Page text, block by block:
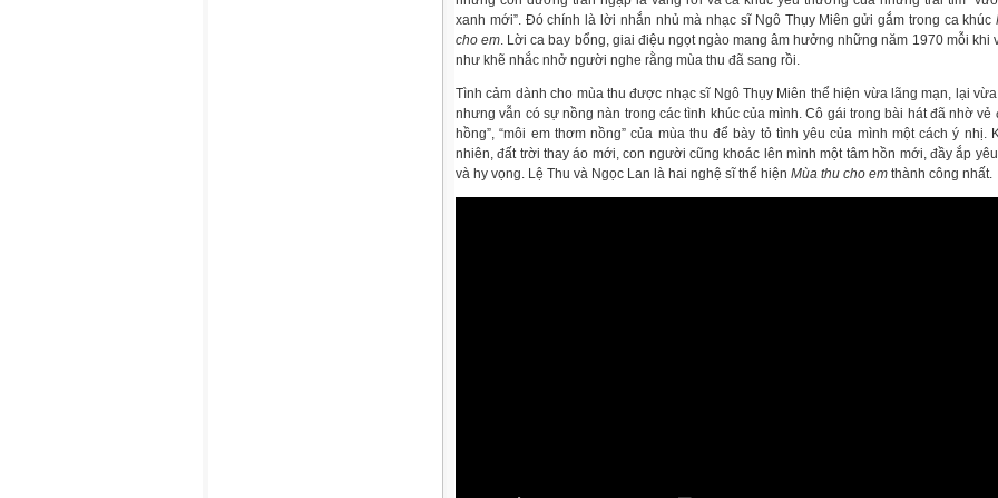
xanh mới”. Đó chính là lời nhắn nhủ mà nhạc sĩ Ngô Thụy Miên gửi gắm trong ca khúc
cho em. Lời ca bay bổng, giai điệu ngọt ngào mang âm hưởng những năm 1970 mỗi khi
như khẽ nhắc nhở người nghe rằng mùa thu đã sang rồi.
Tình cảm dành cho mùa thu được nhạc sĩ Ngô Thụy Miên thể hiện vừa lãng mạn, lại
nhưng vẫn có sự nồng nàn trong các tình khúc của mình. Cô gái trong bài hát đã nhờ vẻ
hồng”, “môi em thơm nồng” của mùa thu để bày tỏ tình yêu của mình một cách ý nhị.
nhiên, đất trời thay áo mới, con người cũng khoác lên mình một tâm hồn mới, đầy ắp
và hy vọng. Lệ Thu và Ngọc Lan là hai nghệ sĩ thể hiện Mùa thu cho em thành công nhất.